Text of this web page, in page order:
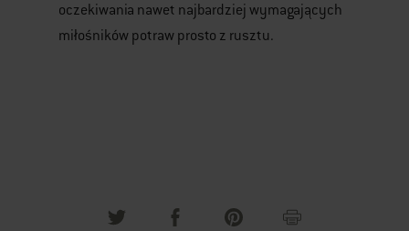
oczekiwania nawet najbardziej wymagających
miłośników potraw prosto z rusztu.